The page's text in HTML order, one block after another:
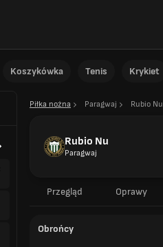
Koszykówka Tenis Krykiet
Piłka nożna Paragwaj Rubio Nu
Rubio Nu
Paragwaj
Przegląd Oprawy
Obrońcy